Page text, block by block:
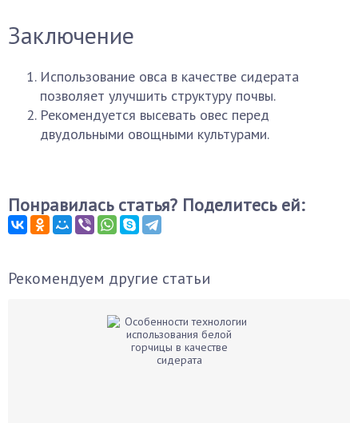
Заключение
Использование овса в качестве сидерата
позволяет улучшить структуру почвы.
Рекомендуется высевать овес перед
двудольными овощными культурами.
Понравилась статья? Поделитесь ей:
Рекомендуем другие статьи